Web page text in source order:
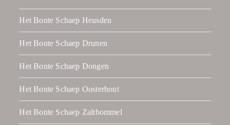
Het Bonte Schaep Heusden
Het Bonte Schaep Drunen
Het Bonte Schaep Dongen
Het Bonte Schaep Oosterhout
Het Bonte Schaep Zaltbommel